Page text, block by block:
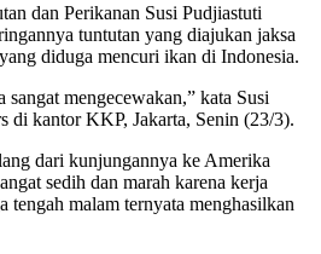
dan Perikanan Susi Pudjiastuti
tuntutan yang diajukan jaksa
diduga mencuri ikan di Indonesia.
mengecewakan,” kata Susi
di kantor KKP, Jakarta, Senin (23/3).
dari kunjungannya ke Amerika
sedih dan marah karena kerja
tengah malam ternyata menghasilkan